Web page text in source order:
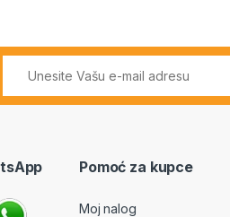
Pomoć za kupce
Moj nalog